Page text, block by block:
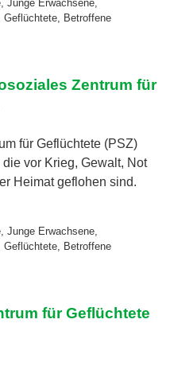
,Junge Erwachsene,
Geflüchtete, Betroffene
Zentrum für
für Geflüchtete (PSZ)
vor Krieg, Gewalt, Not
Heimat geflohen sind.
,Junge Erwachsene
,Geflüchtete
Betroffene
für Geflüchtete